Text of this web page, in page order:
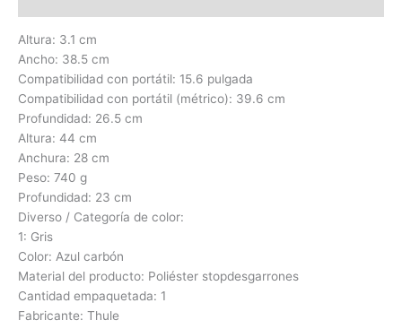
Altura: 3.1 cm
Ancho: 38.5 cm
Compatibilidad con portátil: 15.6 pulgada
Compatibilidad con portátil (métrico): 39.6 cm
Profundidad: 26.5 cm
Altura: 44 cm
Anchura: 28 cm
Peso: 740 g
Profundidad: 23 cm
Diverso / Categoría de color:
1: Gris
Color: Azul carbón
Material del producto: Poliéster stopdesgarrones
Cantidad empaquetada: 1
Fabricante: Thule